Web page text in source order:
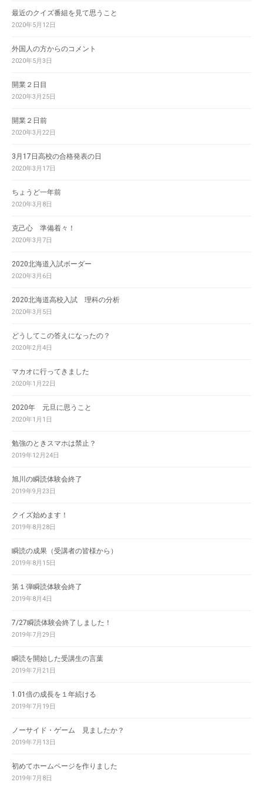
最近のクイズ番組を見て思うこと
2020年5月12日
外国人の方からのコメント
2020年5月3日
開業２日目
2020年3月25日
開業２日前
2020年3月22日
3月17日高校の合格発表の日
2020年3月17日
ちょうど一年前
2020年3月8日
克己心 準備着々！
2020年3月7日
2020北海道入試ボーダー
2020年3月6日
2020北海道高校入試 理科の分析
2020年3月5日
どうしてこの答えになったの？
2020年2月4日
マカオに行ってきました
2020年1月22日
2020年 元旦に思うこと
2020年1月1日
勉強のときスマホは禁止？
2019年12月24日
旭川の瞬読体験会終了
2019年9月23日
クイズ始めます！
2019年8月28日
瞬読の成果（受講者の皆様から）
2019年8月15日
第１弾瞬読体験会終了
2019年8月4日
7/27瞬読体験会終了しました！
2019年7月29日
瞬読を開始した受講生の言葉
2019年7月21日
1.01倍の成長を１年続ける
2019年7月19日
ノーサイド・ゲーム 見ましたか？
2019年7月13日
初めてホームページを作りました
2019年7月8日